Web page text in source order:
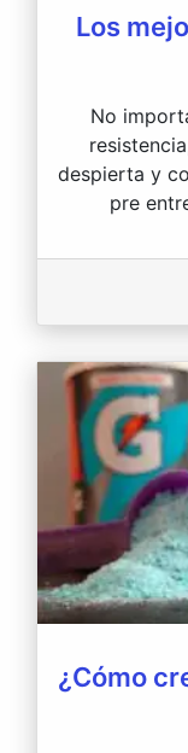
Los
No
despierta y
pre
¿Cómo